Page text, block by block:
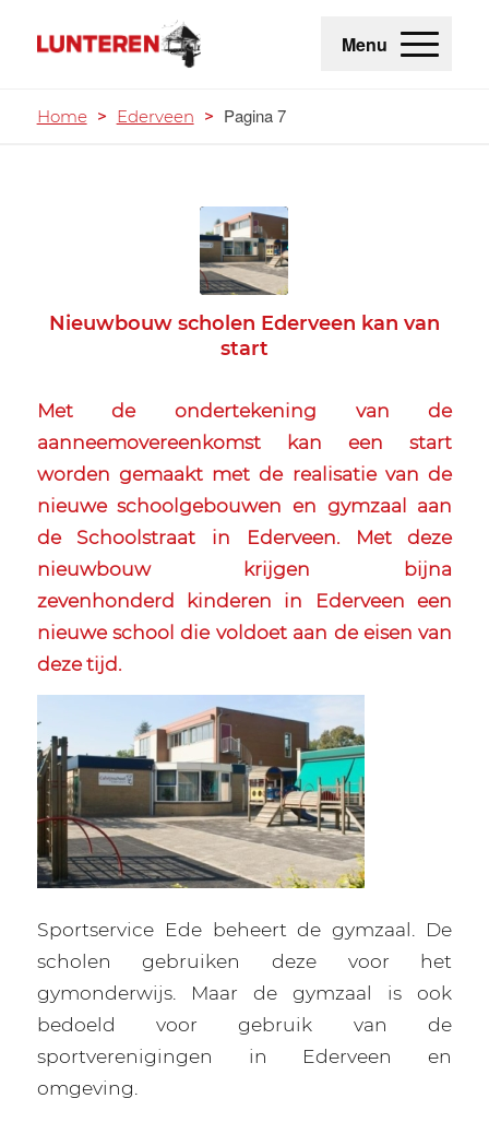
Menu
Home > Ederveen > Pagina 7
Nieuwbouw scholen Ederveen kan van
start
Met de ondertekening van de
aanneemovereenkomst kan een start
worden gemaakt met de realisatie van de
nieuwe schoolgebouwen en gymzaal aan
de Schoolstraat in Ederveen. Met deze
nieuwbouw krijgen bijna
zevenhonderd kinderen in Ederveen een
nieuwe school die voldoet aan de eisen van
deze tijd.
Sportservice Ede beheert de gymzaal. De
scholen gebruiken deze voor het
gymonderwijs. Maar de gymzaal is ook
bedoeld voor gebruik van de
sportverenigingen in Ederveen en
omgeving.